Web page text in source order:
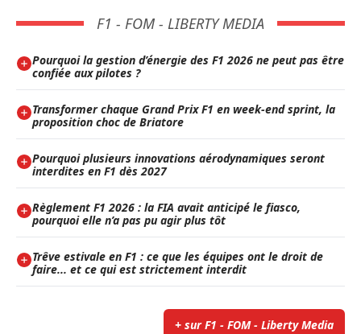
F1 - FOM - LIBERTY MEDIA
Pourquoi la gestion d’énergie des F1 2026 ne peut pas être
confiée aux pilotes ?
Transformer chaque Grand Prix F1 en week-end sprint, la
proposition choc de Briatore
Pourquoi plusieurs innovations aérodynamiques seront
interdites en F1 dès 2027
Règlement F1 2026 : la FIA avait anticipé le fiasco,
pourquoi elle n’a pas pu agir plus tôt
Trêve estivale en F1 : ce que les équipes ont le droit de
faire... et ce qui est strictement interdit
+ sur F1 - FOM - Liberty Media